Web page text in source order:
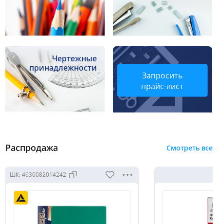
Чертежные
принадлежности
Запросить
прайс-лист
Распродажа Смотреть все
ШК: 4630082014242